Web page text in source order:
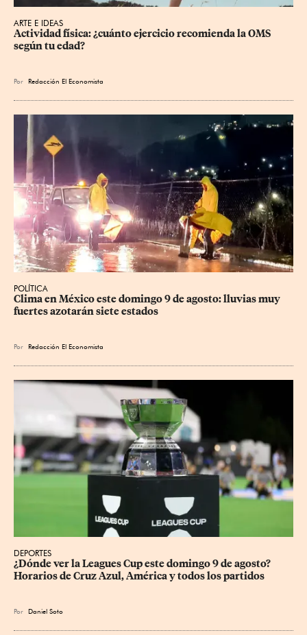
ARTE E IDEAS
Actividad física: ¿cuánto ejercicio recomienda la OMS
según tu edad?
Por Redacción El Economista
POLÍTICA
Clima en México este domingo 9 de agosto: lluvias muy
fuertes azotarán siete estados
Por Redacción El Economista
DEPORTES
¿Dónde ver la Leagues Cup este domingo 9 de agosto?
Horarios de Cruz Azul, América y todos los partidos
Por Daniel Soto